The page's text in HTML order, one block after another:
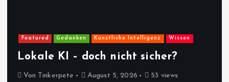
Featured Gedanken Künstliche Intelligenz Wissen
Lokale KI – doch nicht sicher?
Von Tinkerpete August 5, 2026 53 views